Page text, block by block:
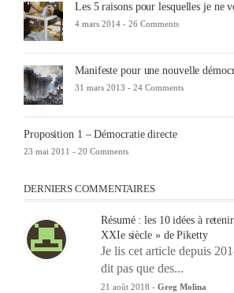
Les 5 raisons pour lesquelles je ne
4 mars 2014 - 26 Comments
Manifeste pour une nouvelle
31 mars 2013 - 24 Comments
Proposition 1 – Démocratie directe
23 mai 2011 - 20 Comments
DERNIERS COMMENTAIRES
Résumé : les 10 idées à
XXIe siècle » de Piketty
Je lis cet article depuis
dit pas que des...
21 août 2018 - Greg Molina